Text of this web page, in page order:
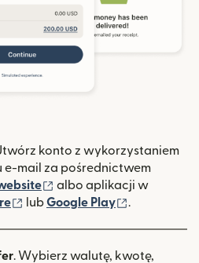
konto z wykorzystaniem
e-mail za pośrednictwem
(otwiera się w nowym
albo aplikacji w
(otwiera się w nowym oknie)
lubGoogle Play .
. Wybierz walutę, kwotę,